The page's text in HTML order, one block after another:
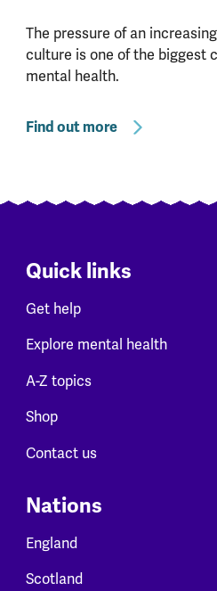
The pressure of an
culture is one of the biggest
mental health.
Find out more
Quick links
Get help
Explore mental health
A-Z topics
Shop
Contact us
Nations
England
Scotland